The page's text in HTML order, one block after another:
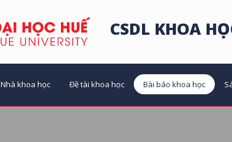
CSDL KHOA
Nhà khoa học Đề tài khoa học Bài báo khoa học